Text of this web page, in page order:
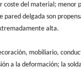
coste del material; menor
pared delgada son
alta.
mobiliario,
a la deformación; la